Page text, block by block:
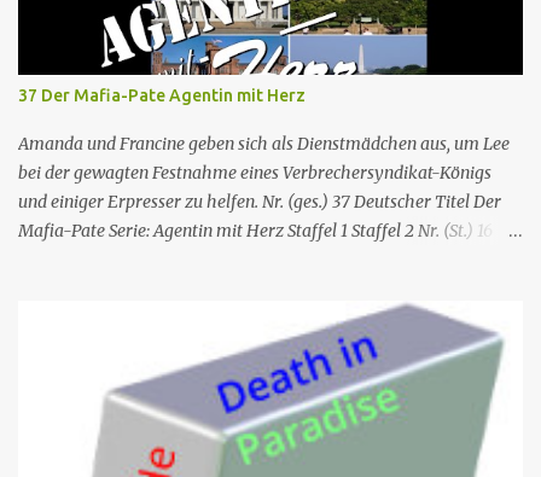
37 Der Mafia-Pate Agentin mit Herz
Amanda und Francine geben sich als Dienstmädchen aus, um Lee
bei der gewagten Festnahme eines Verbrechersyndikat-Königs
und einiger Erpresser zu helfen. Nr. (ges.) 37 Deutscher Titel Der
Mafia-Pate Serie: Agentin mit Herz Staffel 1 Staffel 2 Nr. (St.) 16
Mackenzie Buch Stephen Hattman Serieninfos: In dem Pilot der
Serie wird Amanda King , eine geschiedene Hausfrau und Mutter
von zwei Söhnen, als freie Mitarbeiterin eines kleinen US-
amerikanischen Geheimdienstes angeworben. Dort arbeitet sie als
Agentin an der Seite von Lee Stetson , Tarnname „Scarecrow“ (engl.
für Vogelscheuche), den sie am Ende der vierten und letzten Staffel